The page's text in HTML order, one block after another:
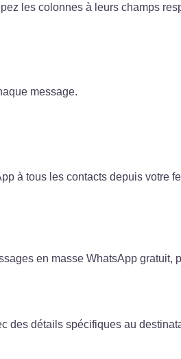
les colonnes à leurs champs
message.
à tous les contacts depuis votre
en masse WhatsApp
des détails spécifiques au